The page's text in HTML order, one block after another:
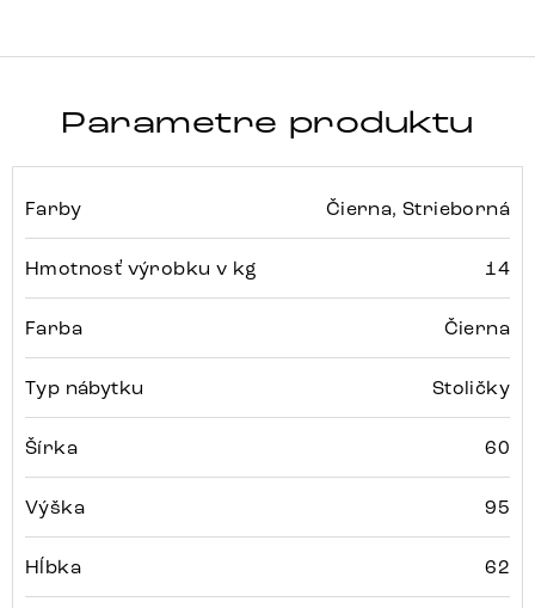
Parametre produktu
Farby Čierna, Strieborná
Hmotnosť výrobku v kg 14
Farba Čierna
Typ nábytku Stoličky
Šírka 60
Výška 95
Hĺbka 62